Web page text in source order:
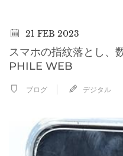
21 FEB 2023
スマホの指紋落とし、
PHILE WEB
ブログ デジタル